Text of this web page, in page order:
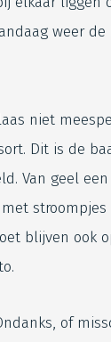
weer
niet
Dit is de
Van geel
blijven ook
of